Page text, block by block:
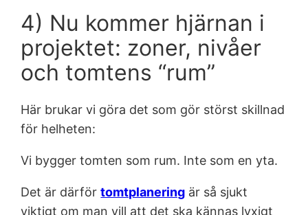
4) Nu kommer hjärnan i
projektet: zoner, nivåer
och tomtens “rum”
Här brukar vi göra det som gör störst skillnad
för helheten:
Vi bygger tomten som rum. Inte som en yta.
Det är därförtomtplanering är så sjukt
viktigt om man vill att det ska kännas lyxigt